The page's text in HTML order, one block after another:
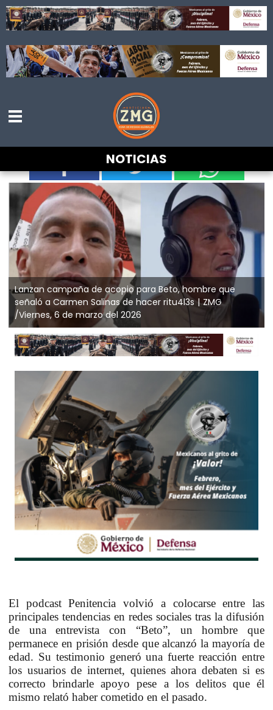
NOTICIAS
Lanzan campaña de acopio para Beto,
hombre que señaló a Carmen Salinas de
hacer ritu4l3s
Lanzan campaña de acopio para Beto, hombre que
señaló a Carmen Salinas de hacer ritu4l3s
ZMG
/Viernes, 6 de marzo del 2026
El podcast Penitencia volvió a colocarse entre las
principales tendencias en redes sociales tras la difusión
de una entrevista con “Beto”, un hombre que
permanece en prisión desde que alcanzó la mayoría de
edad. Su testimonio generó una fuerte reacción entre
los usuarios de internet, quienes ahora debaten si es
correcto brindarle apoyo pese a los delitos que él
mismo relató haber cometido en el pasado.